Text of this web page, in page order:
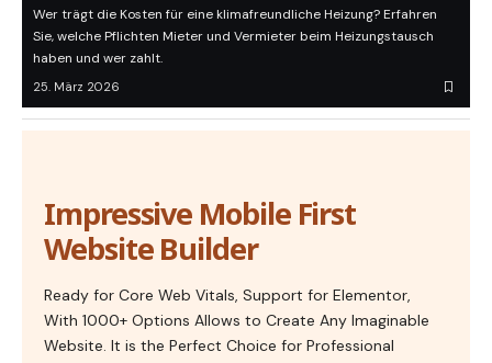
Wer trägt die Kosten für eine klimafreundliche Heizung? Erfahren
Sie, welche Pflichten Mieter und Vermieter beim Heizungstausch
haben und wer zahlt.
25. März 2026
Impressive Mobile First
Website Builder
Ready for Core Web Vitals, Support for Elementor,
With 1000+ Options Allows to Create Any Imaginable
Website. It is the Perfect Choice for Professional